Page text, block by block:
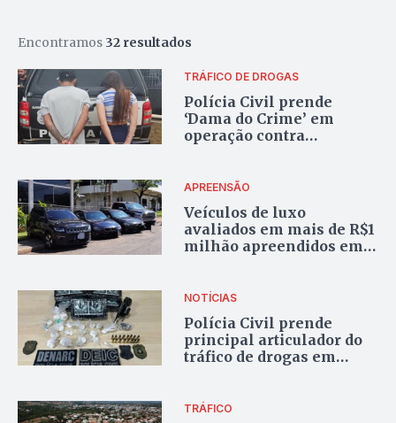
Encontramos 32 resultados
TRÁFICO DE DROGAS
Polícia Civil prende
‘Dama do Crime’ em
operação contra
APREENSÃO
Veículos de luxo
avaliados em mais de R$1
milhão apreendidos em
Palmas
NOTÍCIAS
Polícia Civil prende
principal articulador do
tráfico de drogas em
TRÁFICO